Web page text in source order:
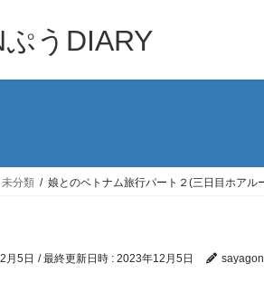
うDIARY
未分類 娘とのベトナム旅行パート２(三日目ホアル
月5日 / 最終更新日時 : 2023年12月5日